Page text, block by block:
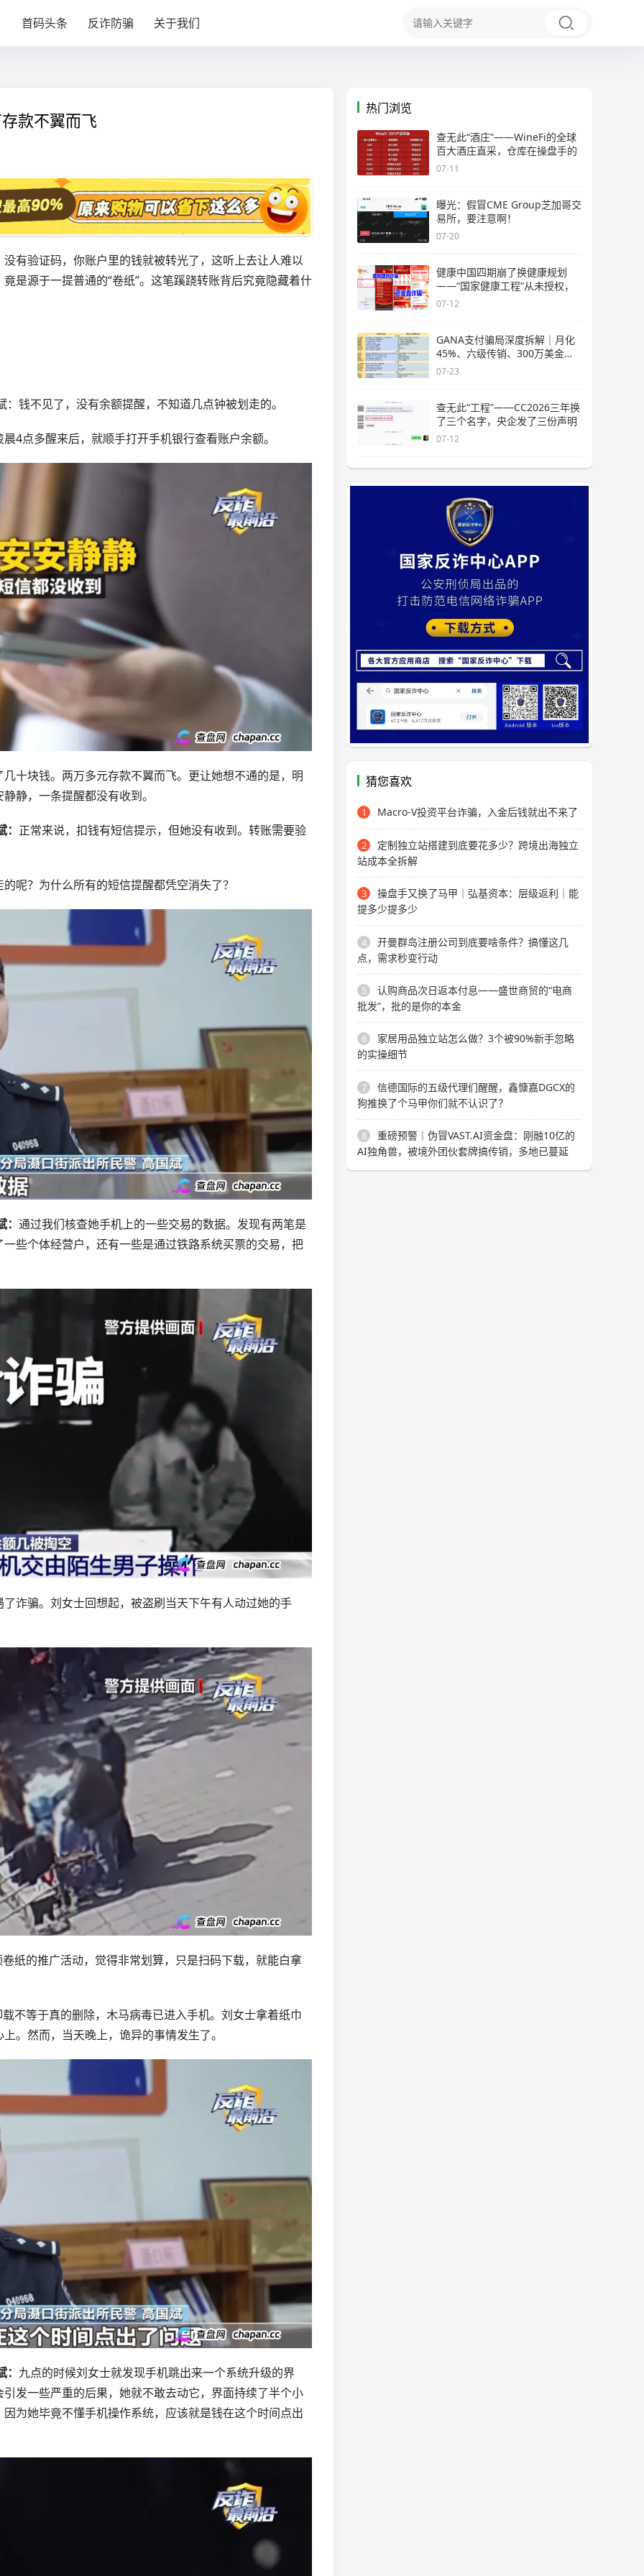
首码头条 反诈防骗 关于我们
款不翼而飞
有验证码，你账户里的钱就被转光了，这听上去让人难以
是源于一提普通的“卷纸”。这笔蹊跷转账背后究竟隐藏着什
钱不见了，没有余额提醒，不知道几点钟被划走的。
4点多醒来后，就顺手打开手机银行查看账户余额。
十块钱。两万多元存款不翼而飞。更让她想不通的是，明
静，一条提醒都没有收到。
正常来说，扣钱有短信提示，但她没有收到。转账需要验
呢？为什么所有的短信提醒都凭空消失了？
通过我们核查她手机上的一些交易的数据。发现有两笔是
些个体经营户，还有一些是通过铁路系统买票的交易，把
诈骗。刘女士回想起，被盗刷当天下午有人动过她的手
纸的推广活动，觉得非常划算，只是扫码下载，就能白拿
不等于真的删除，木马病毒已进入手机。刘女士拿着纸巾
。然而，当天晚上，诡异的事情发生了。
九点的时候刘女士就发现手机跳出来一个系统升级的界
发一些严重的后果，她就不敢去动它，界面持续了半个小
为她毕竟不懂手机操作系统，应该就是钱在这个时间点出
热门浏览
查无此“酒庄”——WineFi的全球
百大酒庄直采，仓库在操盘手的
07-11
曝光：假冒CME Group芝加哥交
易所，要注意啊！
07-20
健康中国四期崩了换健康规划
——“国家健康工程”从未授权，
07-12
GANA支付骗局深度拆解｜月化
45%、六级传销、300万美金窟
窿，拉菲
07-23
查无此“工程”——CC2026三年换
了三个名字，央企发了三份声明
07-12
猜您喜欢
1 Macro-V投资平台诈骗，入金后钱就出不来了
2
定制独立站搭建到底要花多少？跨境出海独立
站成本全拆解
3
操盘手又换了马甲｜弘基资本：层级返利｜能
提多少提多少
4
开曼群岛注册公司到底要啥条件？搞懂这几
点，需求秒变行动
5
认购商品次日返本付息——盛世商贸的“电商
批发”，批的是你的本金
6
家居用品独立站怎么做？3个被90%新手忽略
的实操细节
7
信德国际的五级代理们醒醒，鑫慷嘉DGCX的
狗推换了个马甲你们就不认识了？
8
重磅预警｜伪冒VAST.AI资金盘：刚融10亿的
AI独角兽，被境外团伙套牌搞传销，多地已蔓延